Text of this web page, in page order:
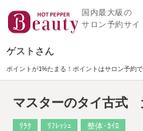
国内最大級の
サロン予約サイ
ゲストさん
ポイントが1%たまる！ ポイントはサロン予約で
マスターのタイ古式
ﾘﾗｸ ﾘﾌﾚｯｼｭ 整体･ｶｲﾛ